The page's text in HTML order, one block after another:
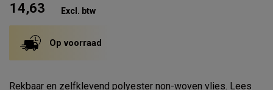
14,63 Excl. btw
Op voorraad
Rekbaar en zelfklevend polyester non-woven vlies. Lees